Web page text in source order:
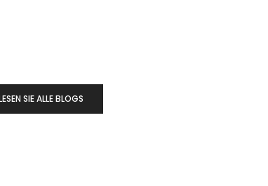
SIE ALLE BLOGS